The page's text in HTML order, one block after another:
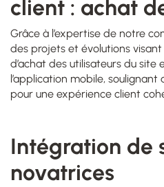
client : achat
Grâce à l’expertise de notre
des projets et évolutions
d’achat des utilisateurs du
l’application mobile, soulignant
pour une expérience client
Intégration de
novatrices